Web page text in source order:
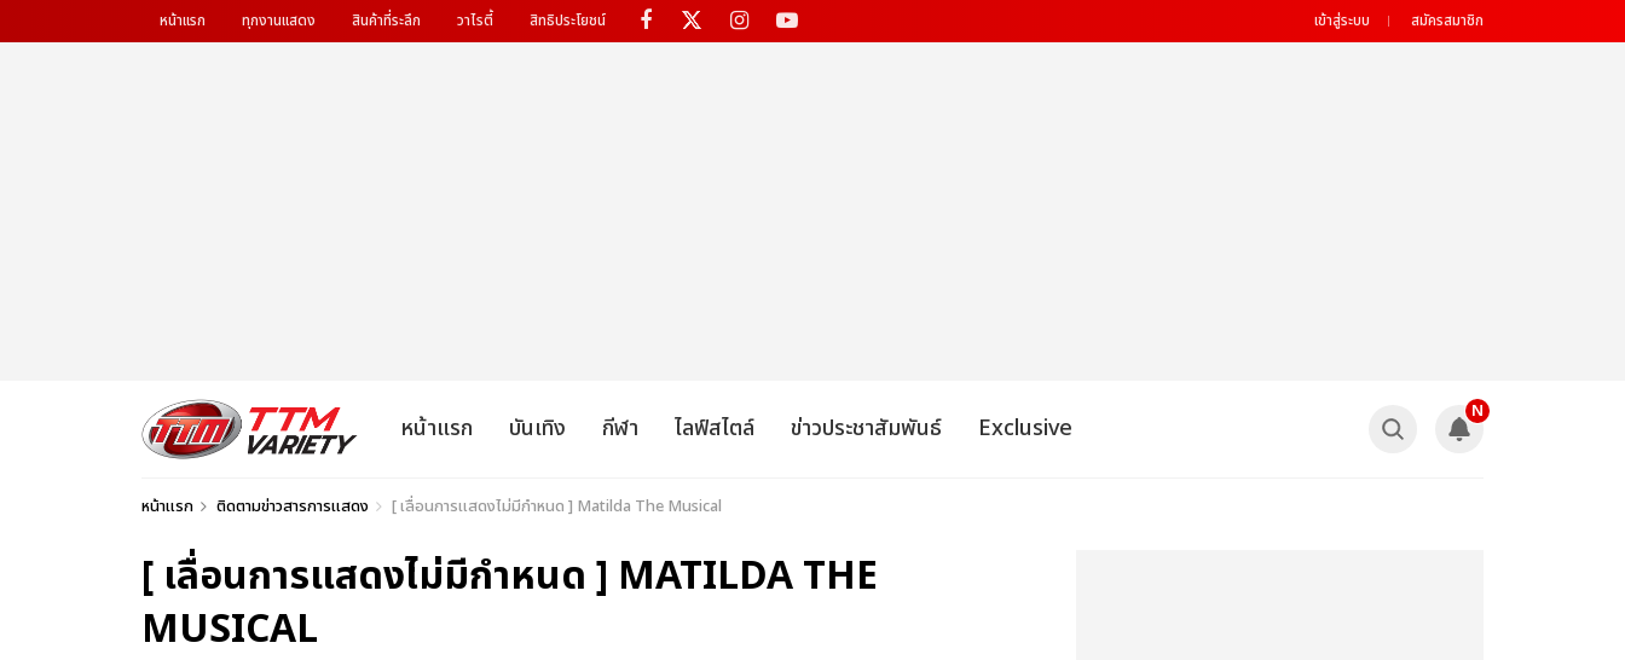
หน้าแรก ทุกงานแสดง สินค้าที่ระลึก วาไรตี้ สิทธิประโยชน์ เข้าสู่ระบบ สมัครสมาชิก
หน้าแรก บันเทิง กีฬา ไลฟ์สไตล์ ข่าวประชาสัมพันธ์ Exclusive
N
หน้าแรก ติดตามข่าวสารการแสดง [ เลื่อนการแสดงไม่มีกำหนด ] Matilda The Musical
[ เลื่อนการแสดงไม่มีกำหนด ] MATILDA THE
MUSICAL